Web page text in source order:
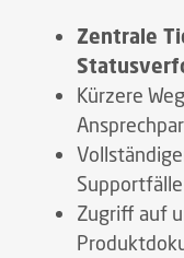
Zentrale
Kürzere
Zugriff auf